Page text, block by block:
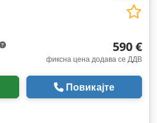
590 €
фиксна цена додава се ДДВ
Повикајте